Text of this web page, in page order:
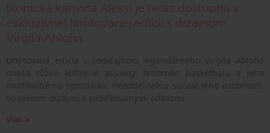
Ikonická kanvica Alessi je teraz dostupná v
exkluzívnej limitovanej edícii s dizajnom
Virgila Abloha
viac »